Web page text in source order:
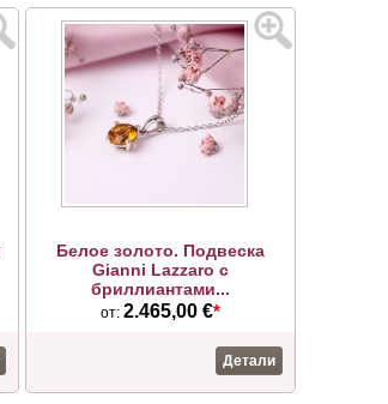
Белое золото. Подвеска
Gianni Lazzaro с
бриллиантами...
от: 2.465,00 €*
Детали